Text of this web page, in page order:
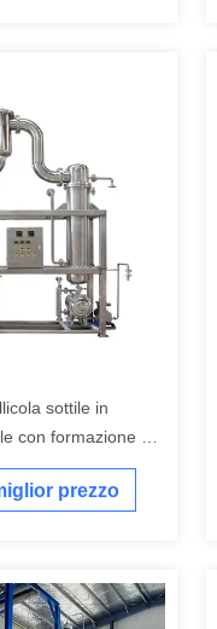
sottile in
con formazione di
e alimentazione a
prezzo